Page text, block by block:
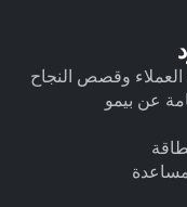
العملاء وقصص النجاح
عن بيمو